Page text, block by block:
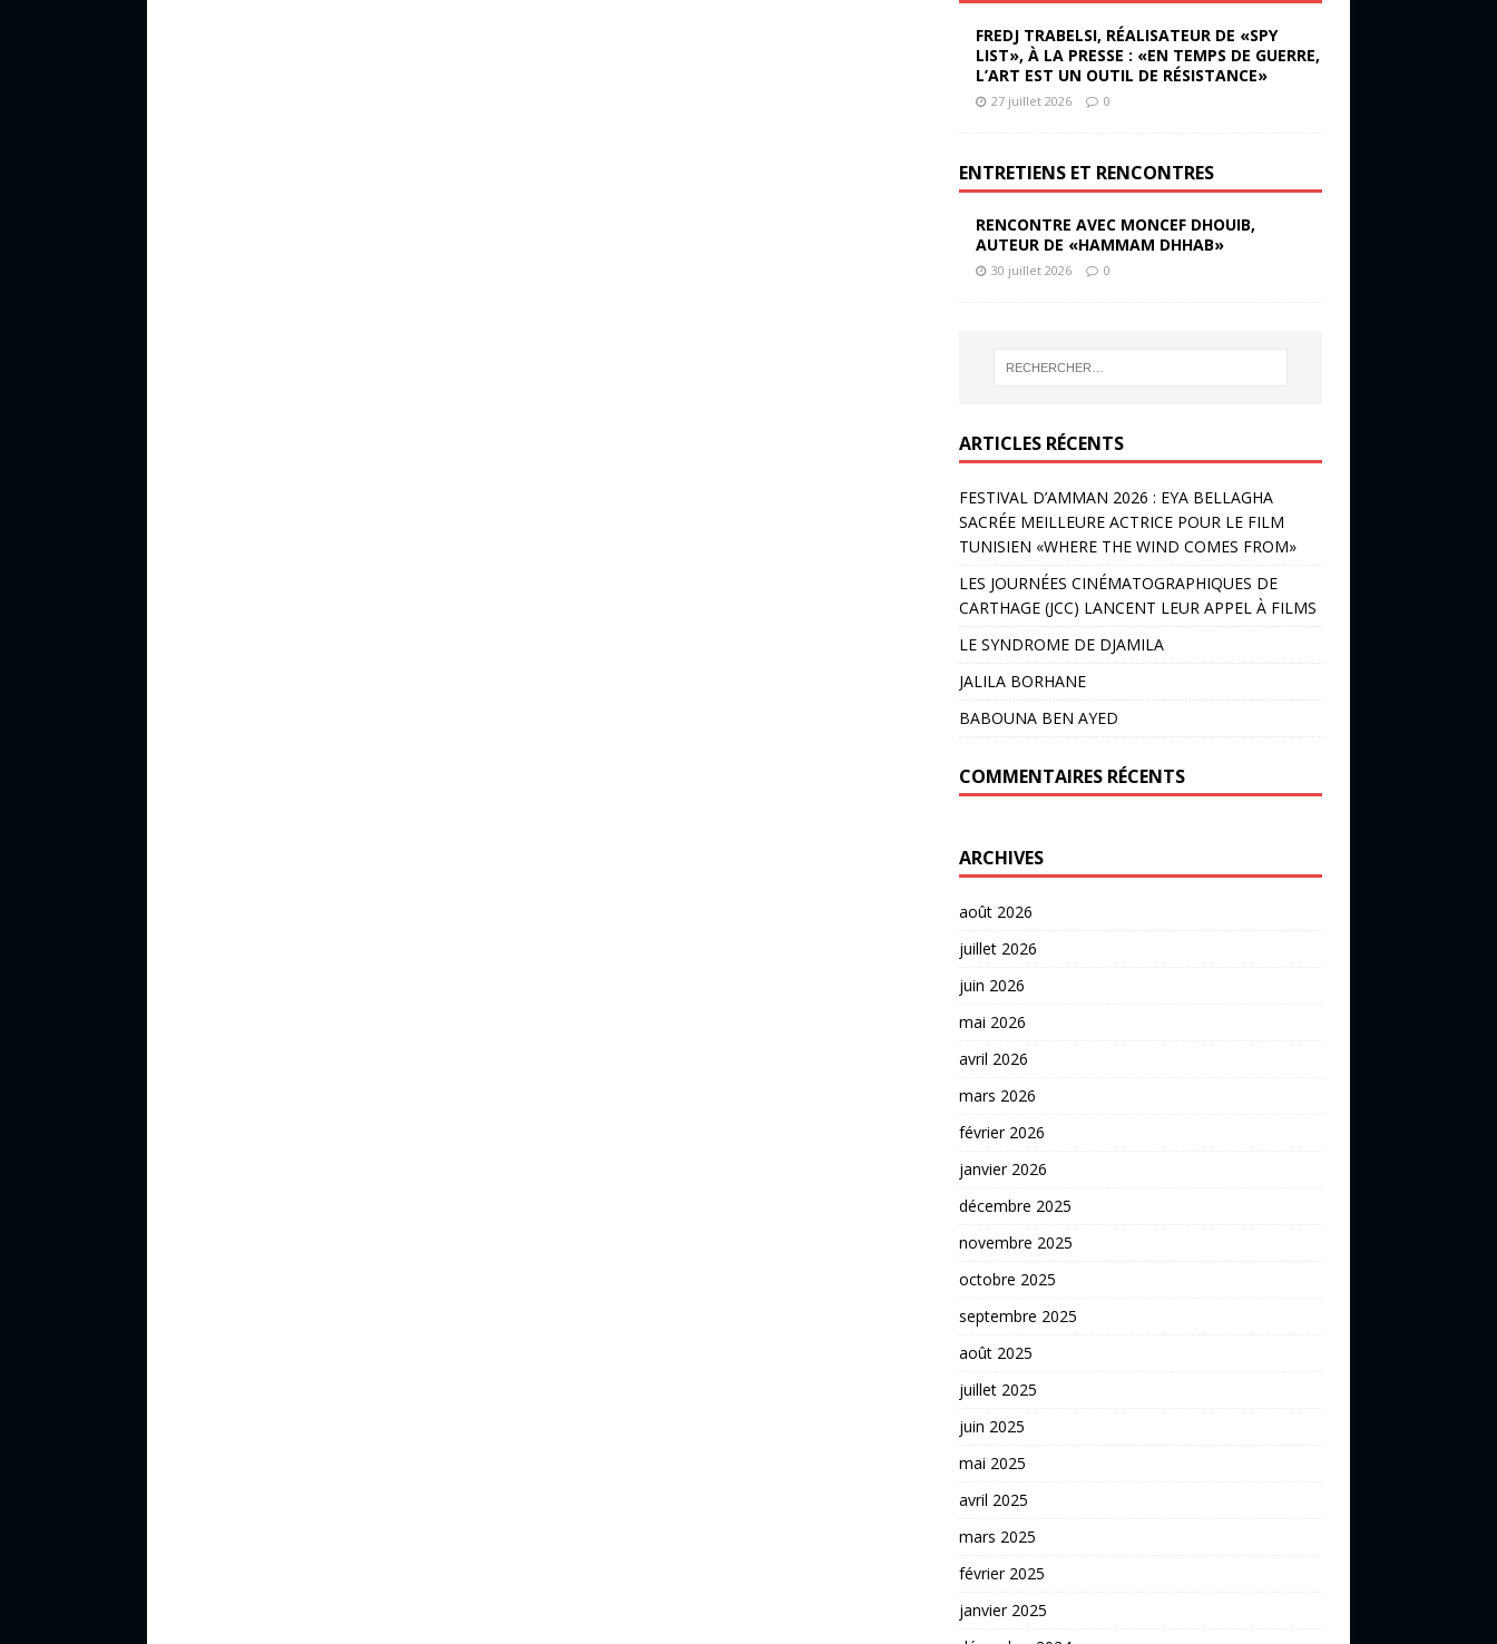
FREDJ TRABELSI, RÉALISATEUR DE «SPY
LIST», À LA PRESSE : «EN TEMPS DE GUERRE,
L’ART EST UN OUTIL DE RÉSISTANCE»
27 juillet 2026 0
ENTRETIENS ET RENCONTRES
RENCONTRE AVEC MONCEF DHOUIB,
AUTEUR DE «HAMMAM DHHAB»
30 juillet 2026 0
ARTICLES RÉCENTS
FESTIVAL D’AMMAN 2026 : EYA BELLAGHA
SACRÉE MEILLEURE ACTRICE POUR LE FILM
TUNISIEN «WHERE THE WIND COMES FROM»
LES JOURNÉES CINÉMATOGRAPHIQUES DE
CARTHAGE (JCC) LANCENT LEUR APPEL À FILMS
LE SYNDROME DE DJAMILA
JALILA BORHANE
BABOUNA BEN AYED
COMMENTAIRES RÉCENTS
ARCHIVES
août 2026
juillet 2026
juin 2026
mai 2026
avril 2026
mars 2026
février 2026
janvier 2026
décembre 2025
novembre 2025
octobre 2025
septembre 2025
août 2025
juillet 2025
juin 2025
mai 2025
avril 2025
mars 2025
février 2025
janvier 2025